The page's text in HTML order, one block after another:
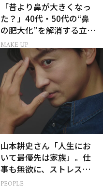
「昔より鼻が大きくなっ
た？」40代・50代の“鼻
の肥大化”を解消する立体
小鼻メイク
MAKE UP
山本耕史さん「人生にお
いて最優先は家族」。仕
事も無欲に、ストレスを
溜めない生き方
PEOPLE